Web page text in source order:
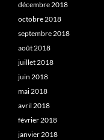
décembre 2018
octobre 2018
septembre 2018
août 2018
juillet 2018
juin 2018
mai 2018
avril 2018
février 2018
janvier 2018